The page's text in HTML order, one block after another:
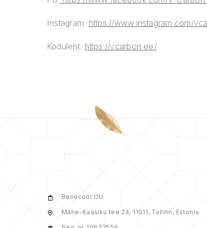
Instagram: https://www.instagram.com/
Koduleht: https://vcarbon.ee/
Benecom OÜ
Mähe-Kaasiku tee 24, 11911, Tallinn, Estonia